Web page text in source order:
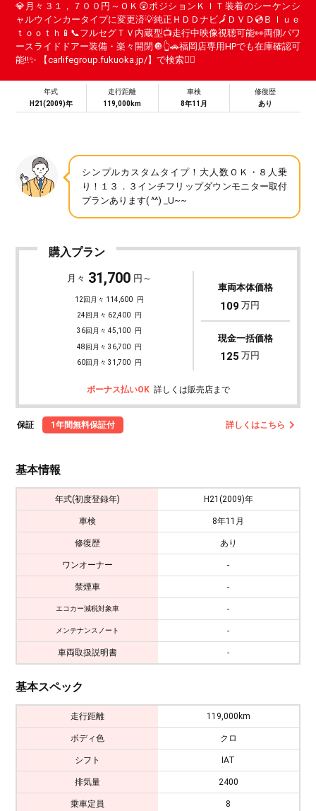
💎月々３１，７００円～ＯＫ😲ポジションＫＩＴ装着のシーケンシ
ャルウインカータイプに変更済💡純正ＨＤＤナビ🗾ＤＶＤ💿Ｂｌｕｅ
ｔｏｏｔｈ📱📞フルセグＴＶ内蔵型📺走行中映像視聴可能👀両側パワ
ースライドドアー装備・楽々開閉🔘👆🚗福岡店専用HPでも在庫確認可
能‼✨ 【carlifegroup.fukuoka.jp/】で検索🕵️‍♂️
年式
H21(2009)年
走行距離
119,000km
車検
8年11月
修復歴
あり
シンプルカスタムタイプ！大人数ＯＫ・８人乗
り！１３．３インチフリップダウンモニター取付
プランあります( ^^) _U~~
購入プラン
月々 31,700 円～
12回月々 114,600 円
24回月々 62,400 円
36回月々 45,100 円
48回月々 36,700 円
60回月々 31,700 円
車両本体価格
109 万円
現金一括価格
125 万円
ボーナス払いOK 詳しくは販売店まで
保証 1年間無料保証付 詳しくはこちら
基本情報
年式(初度登録年) H21(2009)年
車検 8年11月
修復歴 あり
ワンオーナー -
禁煙車 -
エコカー減税対象車 -
メンテナンスノート -
車両取扱説明書 -
基本スペック
走行距離 119,000km
ボディ色 クロ
シフト IAT
排気量 2400
乗車定員 8